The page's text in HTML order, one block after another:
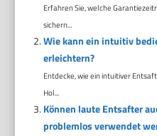
Erfahren Sie, welche
sichern...
Wie kann ein intuitiv
erleichtern?
Entdecke, wie ein intuitiver
Hol...
Können laute Entsafter
problemlos verwendet